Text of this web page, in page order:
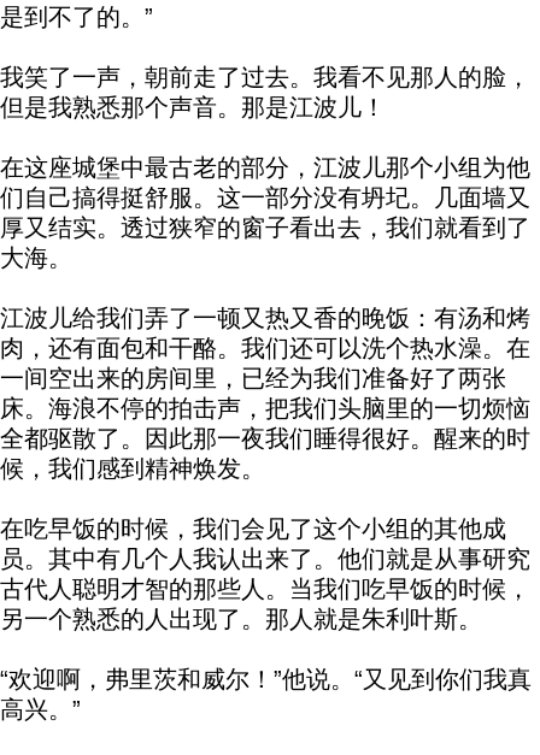
是到不了的。”
我笑了一声，朝前走了过去。我看不见那人的脸，
但是我熟悉那个声音。那是江波儿！
在这座城堡中最古老的部分，江波儿那个小组为他
们自己搞得挺舒服。这一部分没有坍圮。几面墙又
厚又结实。透过狭窄的窗子看出去，我们就看到了
大海。
江波儿给我们弄了一顿又热又香的晚饭：有汤和烤
肉，还有面包和干酪。我们还可以洗个热水澡。在
一间空出来的房间里，已经为我们准备好了两张
床。海浪不停的拍击声，把我们头脑里的一切烦恼
全都驱散了。因此那一夜我们睡得很好。醒来的时
候，我们感到精神焕发。
在吃早饭的时候，我们会见了这个小组的其他成
员。其中有几个人我认出来了。他们就是从事研究
古代人聪明才智的那些人。当我们吃早饭的时候，
另一个熟悉的人出现了。那人就是朱利叶斯。
“欢迎啊，弗里茨和威尔！”他说。“又见到你们我真
高兴。”